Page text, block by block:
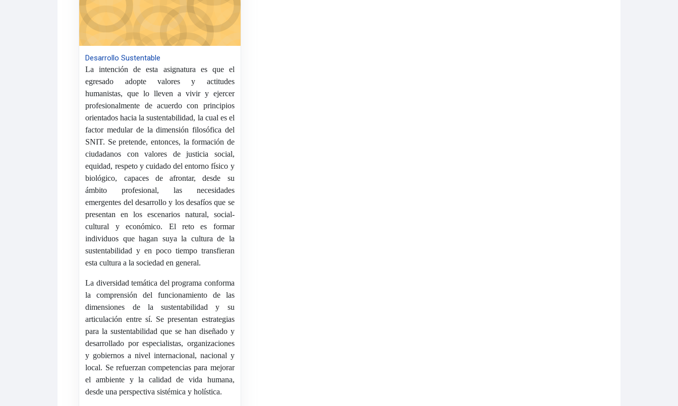
Desarrollo Sustentable
La intención de esta asignatura es que el
egresado adopte valores y actitudes
humanistas, que lo lleven a vivir y ejercer
profesionalmente de acuerdo con principios
orientados hacia la sustentabilidad, la cual es el
factor medular de la dimensión filosófica del
SNIT. Se pretende, entonces, la formación de
ciudadanos con valores de justicia social,
equidad, respeto y cuidado del entorno físico y
biológico, capaces de afrontar, desde su
ámbito profesional, las necesidades
emergentes del desarrollo y los desafíos que se
presentan en los escenarios natural, social-
cultural y económico. El reto es formar
individuos que hagan suya la cultura de la
sustentabilidad y en poco tiempo transfieran
esta cultura a la sociedad en general.
La diversidad temática del programa conforma
la comprensión del funcionamiento de las
dimensiones de la sustentabilidad y su
articulación entre sí. Se presentan estrategias
para la sustentabilidad que se han diseñado y
desarrollado por especialistas, organizaciones
y gobiernos a nivel internacional, nacional y
local. Se refuerzan competencias para mejorar
el ambiente y la calidad de vida humana,
desde una perspectiva sistémica y holística.